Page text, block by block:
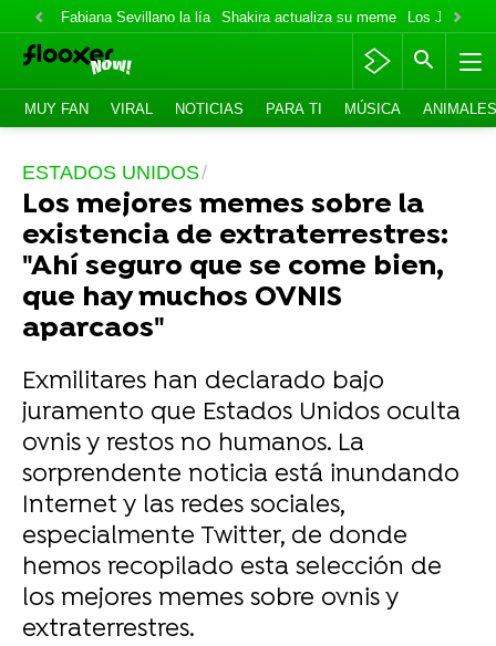
Fabiana Sevillano la lía Shakira actualiza su meme Los Jonas
MUY FAN VIRAL NOTICIAS PARA TI MÚSICA ANIMALES
ESTADOS UNIDOS
Los mejores memes sobre la
existencia de extraterrestres:
"Ahí seguro que se come bien,
que hay muchos OVNIS
aparcaos"
Exmilitares han declarado bajo
juramento que Estados Unidos oculta
ovnis y restos no humanos. La
sorprendente noticia está inundando
Internet y las redes sociales,
especialmente Twitter, de donde
hemos recopilado esta selección de
los mejores memes sobre ovnis y
extraterrestres.